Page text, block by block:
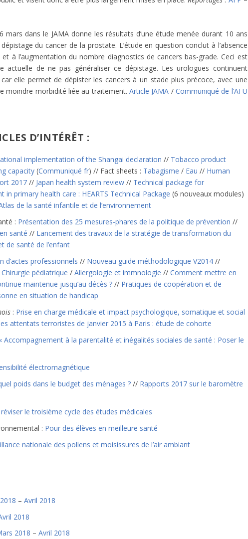
mars dans le JAMA donne les résultats d’une étude menée durant 10 ans
du cancer de la prostate. L’étude en question conclut à l’absence
à l’augmentation du nombre diagnostics de cancers bas-grade. Ceci est
actuelle de ne pas généraliser ce dépistage. Les urologues continuent
elle permet de dépister les cancers à un stade plus précoce, avec une
moindre morbidité liée au traitement.Article JAMA /Communiqué de l’AFU
D’INTÉRÊT :
implementation of the Shangai declaration // Tobacco product
capacity (Communiqué fr) // Fact sheets : Tabagisme / Eau // Human
2017 // Japan health system review // Technical package for
primary health care : HEARTS Technical Package (6 nouveaux modules)
de la santé infantile et de l’environnement
: Présentation des 25 mesures-phares de la politique de prévention //
santé // Lancement des travaux de la stratégie de transformation du
de santé de l’enfant
d’actes professionnels // Nouveau guide méthodologique V2014 //
Chirurgie pédiatrique / Allergologie et immnologie // Comment mettre en
maintenue jusqu’au décès ? // Pratiques de coopération et de
en situation de handicap
: Prise en charge médicale et impact psychologique, somatique et social
attentats terroristes de janvier 2015 à Paris : étude de cohorte
Accompagnement à la parentalité et inégalités sociales de santé : Poser le
électromagnétique
poids dans le budget des ménages ? // Rapports 2017 sur le baromètre
le troisième cycle des études médicales
: Pour des élèves en meilleure santé
nationale des pollens et moisissures de l’air ambiant
– Avril 2018
2018
2018 – Avril 2018